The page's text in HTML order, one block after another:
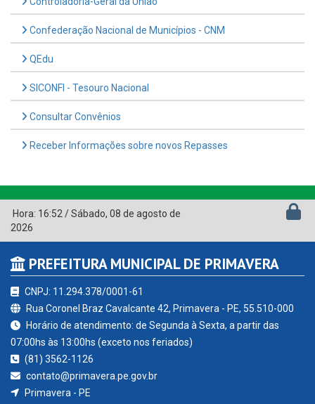
Confederação Nacional de Municípios - CNM
QEdu
SICONFI - Tesouro Nacional
Consultar Convênios
Receber Informações sobre novos Repasses
Hora: 16:52 /Sábado, 08 de agosto de
2026
PREFEITURA MUNICIPAL DE PRIMAVERA
CNPJ: 11.294.378/0001-61
Rua Coronel Braz Cavalcante 42, Primavera - PE, 55.510-000
Horário de atendimento: de Segunda à Sexta, a partir das
07:00hs às 13:00hs (exceto nos feriados)
(81) 3562-1126
contato@primavera.pe.gov.br
Primavera - PE